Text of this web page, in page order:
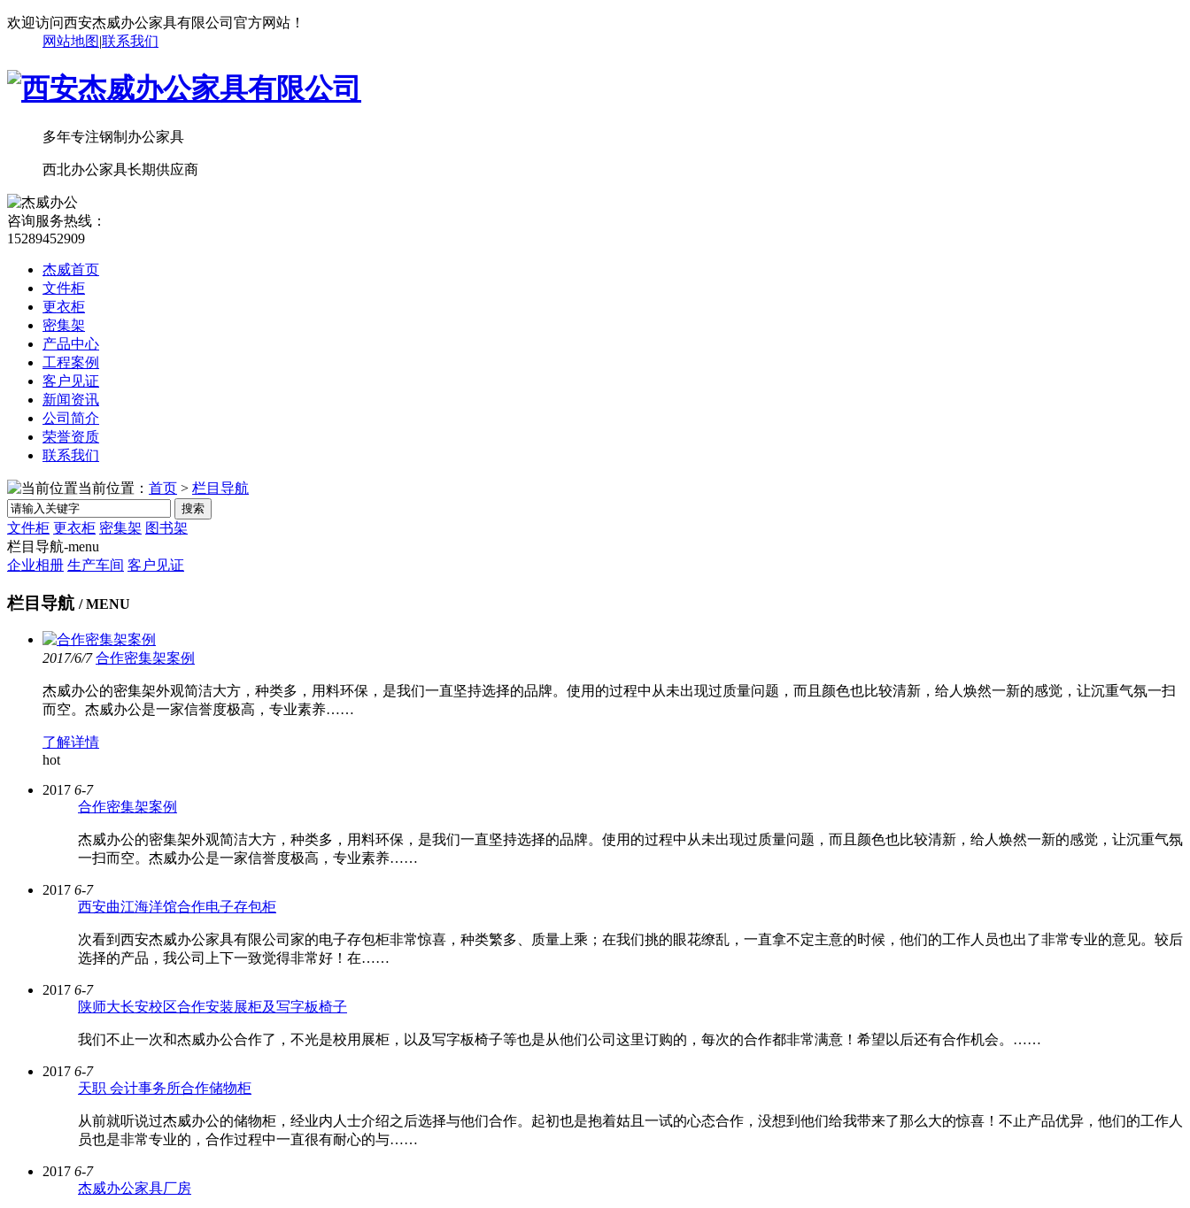
欢迎访问西安杰威办公家具有限公司官方网站！
网站地图|联系我们
多年专注钢制办公家具
西北办公家具长期供应商
咨询服务热线：
15289452909
杰威首页
文件柜
更衣柜
密集架
产品中心
工程案例
客户见证
新闻资讯
公司简介
荣誉资质
联系我们
当前位置： 首页 > 栏目导航
搜索
文件柜 更衣柜 密集架 图书架
栏目导航-menu
企业相册 生产车间 客户见证
栏目导航 / MENU
2017/6/7 合作密集架案例
杰威办公的密集架外观简洁大方，种类多，用料环保，是我们一直坚持选择的品牌。使用的过程中从未出现过质量问题，而且颜色也比较清新，给人焕然一新的感觉，让沉重气氛一扫
而空。杰威办公是一家信誉度极高，专业素养……
了解详情
hot
2017 6-7
合作密集架案例
杰威办公的密集架外观简洁大方，种类多，用料环保，是我们一直坚持选择的品牌。使用的过程中从未出现过质量问题，而且颜色也比较清新，给人焕然一新的感觉，让沉重气氛
一扫而空。杰威办公是一家信誉度极高，专业素养……
2017 6-7
西安曲江海洋馆合作电子存包柜
次看到西安杰威办公家具有限公司家的电子存包柜非常惊喜，种类繁多、质量上乘；在我们挑的眼花缭乱，一直拿不定主意的时候，他们的工作人员也出了非常专业的意见。较后
选择的产品，我公司上下一致觉得非常好！在……
2017 6-7
陕师大长安校区合作安装展柜及写字板椅子
我们不止一次和杰威办公合作了，不光是校用展柜，以及写字板椅子等也是从他们公司这里订购的，每次的合作都非常满意！希望以后还有合作机会。……
2017 6-7
天职 会计事务所合作储物柜
从前就听说过杰威办公的储物柜，经业内人士介绍之后选择与他们合作。起初也是抱着姑且一试的心态合作，没想到他们给我带来了那么大的惊喜！不止产品优异，他们的工作人
员也是非常专业的，合作过程中一直很有耐心的与……
2017 6-7
杰威办公家具厂房